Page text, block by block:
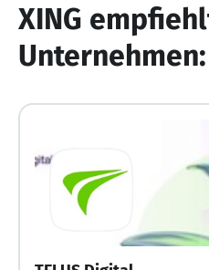
XING
Unternehmen: